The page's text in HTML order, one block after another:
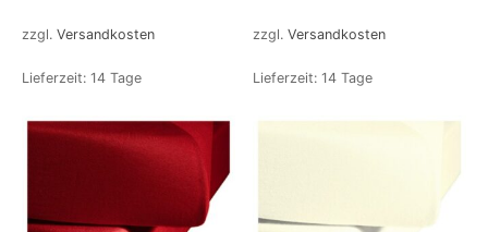
zzgl. Versandkosten
Lieferzeit: 14 Tage
zzgl. Versandkosten
Lieferzeit: 14 Tage